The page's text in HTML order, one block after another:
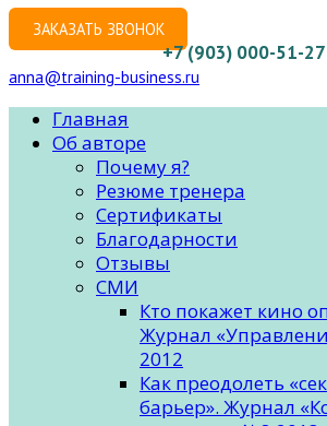
ЗАКАЗАТЬ ЗВОНОК
+7 (903) 000-51-27
anna@training-business.ru
Главная
Об авторе
Почему я?
Резюме тренера
Сертификаты
Благодарности
Отзывы
СМИ
Кто покажет кино
Журнал
2012
Как преодолеть
барьер». Журнал